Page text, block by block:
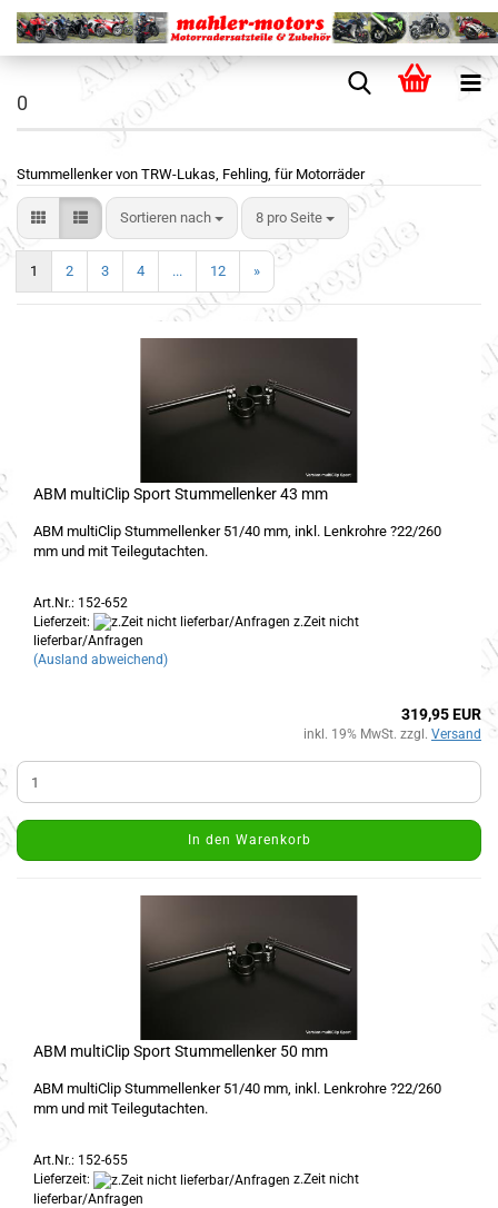
0
Stummellenker von TRW-Lukas, Fehling, für Motorräder
Sortieren nach 8 pro Seite
1 2 3 4 ... 12 »
ABM multiClip Sport Stummellenker 43 mm
ABM multiClip Stummellenker 51/40 mm, inkl. Lenkrohre ?22/260
mm und mit Teilegutachten.
Art.Nr.: 152-652
Lieferzeit:
z.Zeit nicht
lieferbar/Anfragen
(Ausland abweichend)
319,95 EUR
inkl. 19% MwSt. zzgl. Versand
In den Warenkorb
ABM multiClip Sport Stummellenker 50 mm
ABM multiClip Stummellenker 51/40 mm, inkl. Lenkrohre ?22/260
mm und mit Teilegutachten.
Art.Nr.: 152-655
Lieferzeit:
z.Zeit nicht
lieferbar/Anfragen